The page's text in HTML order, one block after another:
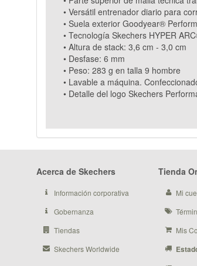
• Versátil entrenador diario para
• Suela exterior Goodyear®
• Tecnología Skechers HYPER
• Altura de stack: 3,6 cm - 3,0 cm
• Desfase: 6 mm
• Peso: 283 g en talla 9 hombre
• Lavable a máquina.
• Detalle del logo Skechers
Acerca de Skechers
Información corporativa
Gobernanza
Tiendas
Skechers Worldwide
Tienda
Mi
Mis